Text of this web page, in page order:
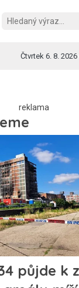
Čtvrtek 6. 8. 2026